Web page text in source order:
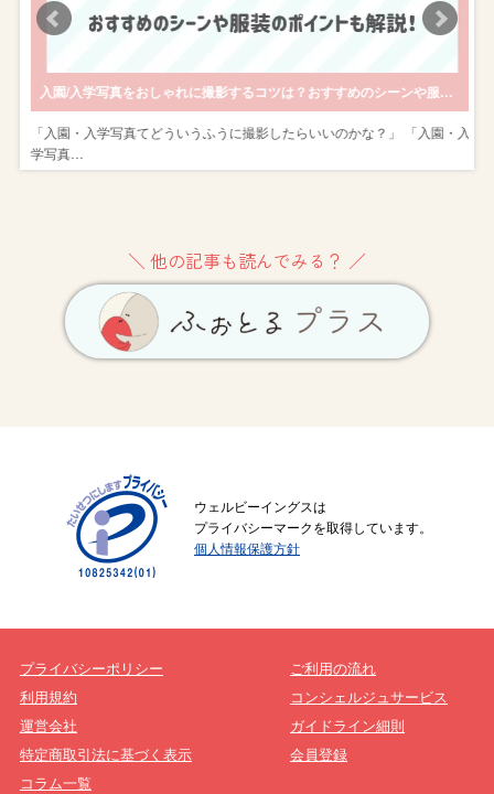
入園/入学写真をおしゃれに撮影するコツは？おすすめのシーンや服装のポイントも解説！
「入園・入学写真てどういうふうに撮影したらいいのかな？」 「入園・入
学写真…
＼ 他の記事も読んでみる？ ／
ウェルビーイングスは
プライバシーマークを取得しています。
個人情報保護方針
プライバシーポリシー
利用規約
運営会社
特定商取引法に基づく表示
ご利用の流れ
コンシェルジュサービス
ガイドライン細則
会員登録
コラム一覧